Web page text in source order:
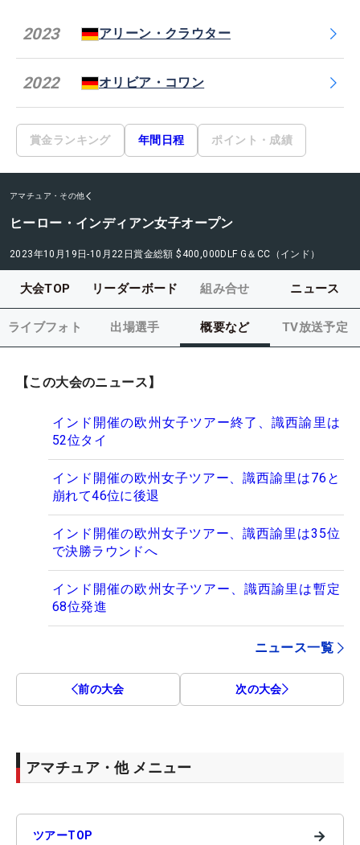
2023 アリーン・クラウター
2022 オリビア・コワン
賞金ランキング 年間日程 ポイント・成績
アマチュア・その他
ヒーロー・インディアン女子オープン
2023年10月19日-10月22日賞金総額 $400,000DLF G＆CC（インド）
大会TOP リーダーボード 組み合せ ニュース
ライブフォト 出場選手 概要など TV放送予定
【この大会のニュース】
インド開催の欧州女子ツアー終了、識西諭里は
52位タイ
インド開催の欧州女子ツアー、識西諭里は76と
崩れて46位に後退
インド開催の欧州女子ツアー、識西諭里は35位
で決勝ラウンドへ
インド開催の欧州女子ツアー、識西諭里は暫定
68位発進
ニュース一覧
前の大会 次の大会
アマチュア・他 メニュー
ツアーTOP →